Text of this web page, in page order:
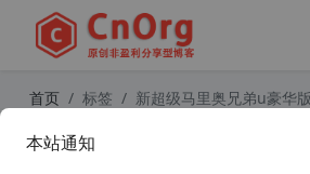
首页 标签 新超级马里奥兄弟u豪华版
童年游戏 新超级
本站通知